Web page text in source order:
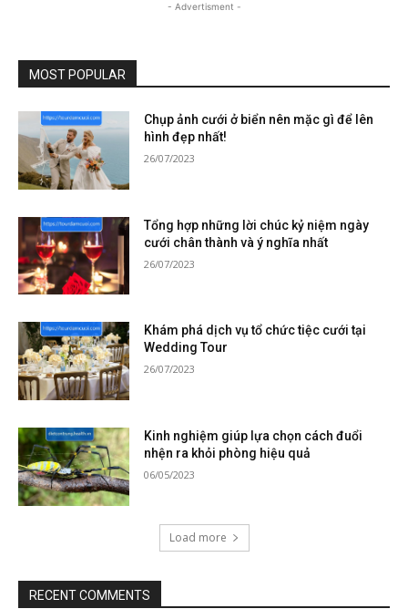
- Advertisment -
MOST POPULAR
Chụp ảnh cưới ở biển nên mặc gì để lên
hình đẹp nhất!
26/07/2023
Tổng hợp những lời chúc kỷ niệm ngày
cưới chân thành và ý nghĩa nhất
26/07/2023
Khám phá dịch vụ tổ chức tiệc cưới tại
Wedding Tour
26/07/2023
Kinh nghiệm giúp lựa chọn cách đuổi
nhện ra khỏi phòng hiệu quả
06/05/2023
Load more
RECENT COMMENTS